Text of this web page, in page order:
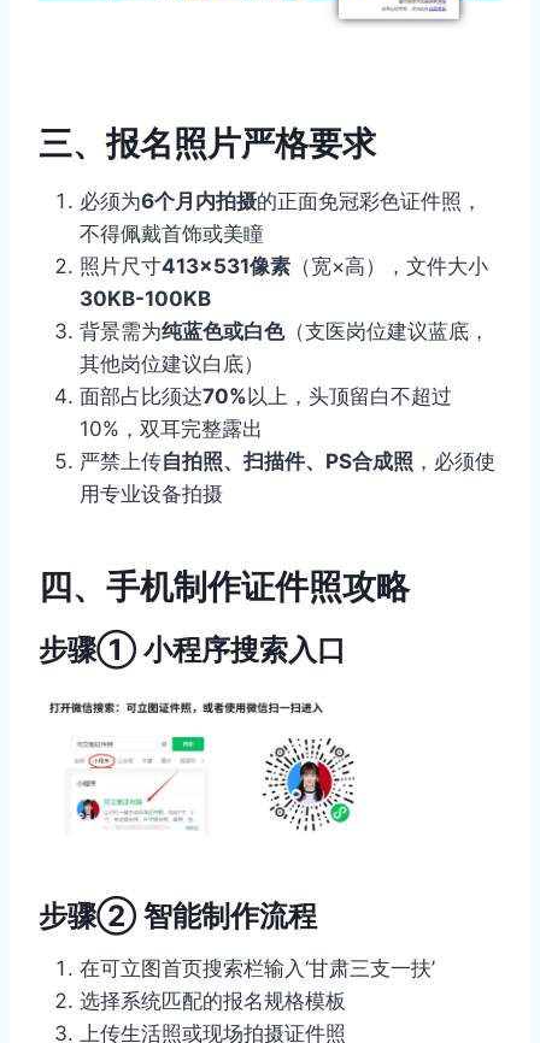
三、报名照片严格要求
必须为6个月内拍摄的正面免冠彩色证件照，
不得佩戴首饰或美瞳
照片尺寸413×531像素 （宽×高），文件大小
30KB-100KB
背景需为纯蓝色或白色（支医岗位建议蓝底，
其他岗位建议白底）
面部占比须达70%以上，头顶留白不超过
10%，双耳完整露出
严禁上传自拍照、扫描件、PS合成照 ，必须使
用专业设备拍摄
四、手机制作证件照攻略
步骤① 小程序搜索入口
步骤② 智能制作流程
在可立图首页搜索栏输入‘甘肃三支一扶’
选择系统匹配的报名规格模板
上传生活照或现场拍摄证件照